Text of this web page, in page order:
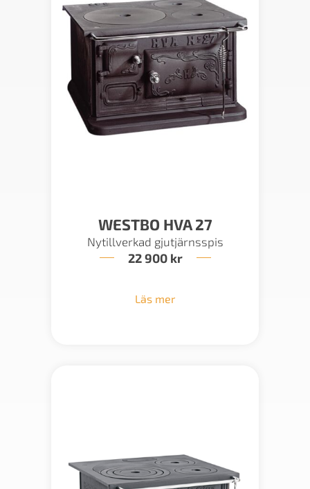
WESTBO HVA 27
Nytillverkad gjutjärnsspis
22 900 kr
Läs mer